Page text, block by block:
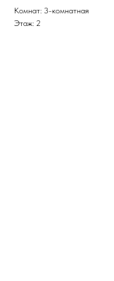
Комнат: 3-комнатная
Этаж: 2